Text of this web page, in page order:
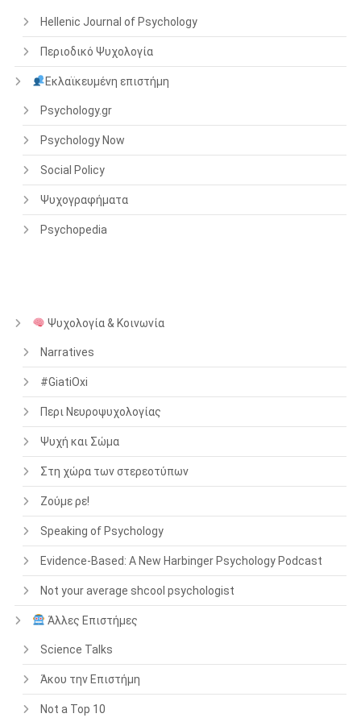
Hellenic Journal of Psychology
Περιοδικό Ψυχολογία
Εκλαϊκευμένη επιστήμη
Psychology.gr
Psychology Now
Social Policy
Ψυχογραφήματα
Psychopedia
Ψυχολογία & Κοινωνία
Narratives
#GiatiOxi
Περι Νευροψυχολογίας
Ψυχή και Σώμα
Στη χώρα των στερεοτύπων
Ζούμε ρε!
Speaking of Psychology
Evidence-Based: A New Harbinger Psychology Podcast
Not your average shcool psychologist
Άλλες Επιστήμες
Science Talks
Άκου την Επιστήμη
Not a Top 10